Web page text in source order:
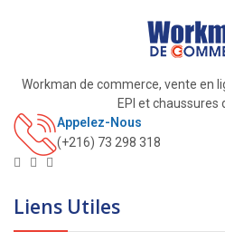
Workman de commerce, vente en
EPI et chaussures
Appelez-Nous
(+216) 73 298 318
Liens Utiles